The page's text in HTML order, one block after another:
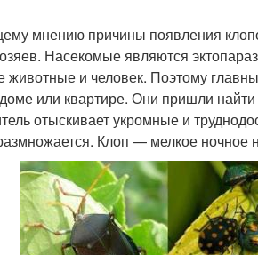
мнению причины появления
Насекомые являются
и человек. Поэтому
или квартире. Они пришли
отыскивает укромные и
Клоп — мелкое ночное